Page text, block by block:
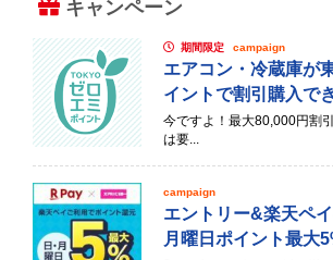
キャンペーン
期間限定 campaign
エアコン・冷蔵庫が
イントで割引購入で
今ですよ！最大80,000円割
は要...
campaign
エントリー&楽天ペ
月曜日ポイント最大